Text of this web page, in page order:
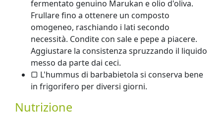
fermentato genuino Marukan e olio d'oliva.
Frullare fino a ottenere un composto
omogeneo, raschiando i lati secondo
necessità. Condite con sale e pepe a piacere.
Aggiustare la consistenza spruzzando il liquido
messo da parte dai ceci.
▢ L'hummus di barbabietola si conserva bene
in frigorifero per diversi giorni.
Nutrizione